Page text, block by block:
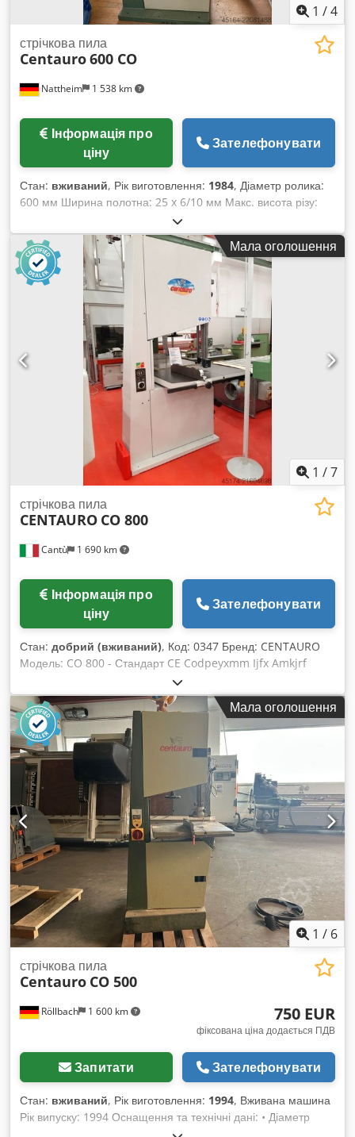
1 /4
Nattheim 1 538 km
стрічкова пила
Centauro600 CO
ціну
Зателефонувати
Стан: вживаний, Рік виготовлення: 1984, Діаметр ролика:
600 мм Ширина полотна: 25 x 6/10 мм Макс. висота різу:
295 мм Ширина різу: 580 мм Висота столу: 940 мм Cjdpfx
Aszb N Tujmkerf Розмір столу: 860 x 600 мм Макс. довжина
полотна: 4580 мм Стійка зліва Ведення стрічки зверху і
знизу Стіл нахиляється з паралельним упором Двигун: 2,2
кВт Підключення для витяжки діаметром 100 мм Габарити:
1210 x 750 x 2077 мм Вага: приблизно 350 кг Місце
зберігання: постачальник
Мала оголошення
1 /7
Cantù 1 690 km
стрічкова пила
CENTAURO CO 800
ціну
Зателефонувати
Стан: добрий (вживаний), Код: 0347 Бренд: CENTAURO
Модель: CO 800 - Стандарт CE Codpeyxmm Ijfx Amkjrf
Стрічкова пила із закритим шківом для розпилювання
деревини, столярних виробів, меблів, інтер'єрів, віконних
рам, пластмас, алюмінію, композитних і різних матеріалів
— стандарт CE. Технічні характеристики: Діаметр литого
шківа: 800 мм Максимальна висота різу: 520 мм Висота
столу від підлоги: 960 мм Розміри столу: 1170 x 800 мм
Максимальна довжина пилки: 5670 мм Потужність двигуна:
5,5 к.с. Похилений робочий стіл Телескопічний кожух пилки
2 всмоктувальні патрубки, діаметр 120 мм Габаритні
розміри: 1550 x 850 x 2500 мм (Висота) Вага: 630 кг
Мала оголошення
1 / 6
Röllbach 1 600 km
стрічкова пила
Centauro CO 500
750 EUR
фіксована ціна додається ПДВ
Запитати Зателефонувати
Стан: вживаний, Рік виготовлення: 1994, Вживана машина
Рік випуску: 1994 Оснащення та технічні дані: • Діаметр
ролика: 500 мм • Потужність двигуна: 1,8 кВт • Підключення: